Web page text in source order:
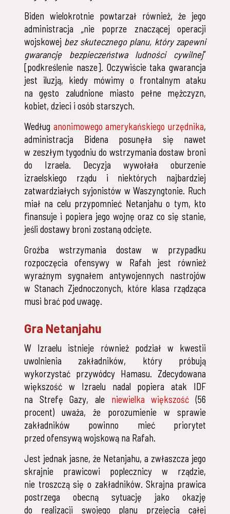
Biden wielokrotnie powtarzał również, że jego
administracja „nie poprze znaczącej operacji
wojskowej bez skutecznego planu, który zapewni
gwarancję bezpieczeństwa ludności cywilnej”
[podkreślenie nasze]. Oczywiście taka gwarancja
jest iluzją, kiedy mówimy o frontalnym ataku
na gęsto zaludnione miasto pełne mężczyzn,
kobiet, dzieci i osób starszych.
Według anonimowego amerykańskiego urzędnika,
administracja Bidena posunęła się nawet
w zeszłym tygodniu do wstrzymania dostaw broni
do Izraela. Decyzja wywołała oburzenie
izraelskiego rządu i niektórych najbardziej
zatwardziałych syjonistów w Waszyngtonie. Ruch
miał na celu przypomnieć Netanjahu o tym, kto
finansuje i popiera jego wojnę oraz co się stanie,
jeśli dostawy broni zostaną odcięte.
Groźba wstrzymania dostaw w przypadku
rozpoczęcia ofensywy w Rafah jest również
wyraźnym sygnałem antywojennych nastrojów
w Stanach Zjednoczonych, które klasa rządząca
musi brać pod uwagę.
Gra Netanjahu
W Izraelu istnieje również podział w kwestii
uwolnienia zakładników, który próbują
wykorzystać przywódcy Hamasu. Zdecydowana
większość w Izraelu nadal popiera atak IDF
na Strefę Gazy, ale niewielka większość (56
procent) uważa, że porozumienie w sprawie
zakładników powinno mieć priorytet
przed ofensywą wojskową na Rafah.
Jest jednak jasne, że Netanjahu, a zwłaszcza jego
skrajnie prawicowi poplecznicy w rządzie,
nie troszczą się o zakładników. Skrajna prawica
postrzega obecną sytuację jako okazję
do realizacji swojego planu przejęcia całej